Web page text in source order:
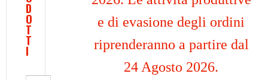
e di evasione degli ordini
riprenderanno a partire dal
24 Agosto 2026.
D
O
T
T
I